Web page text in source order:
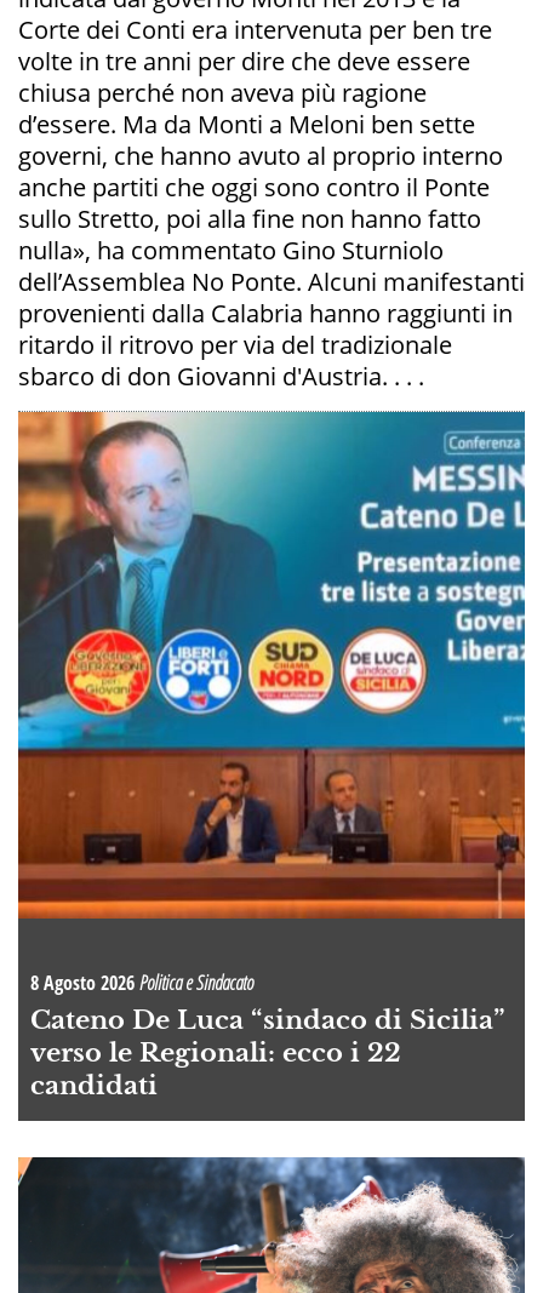
Corte dei Conti era intervenuta per ben tre
volte in tre anni per dire che deve essere
chiusa perché non aveva più ragione
d’essere. Ma da Monti a Meloni ben sette
governi, che hanno avuto al proprio interno
anche partiti che oggi sono contro il Ponte
sullo Stretto, poi alla fine non hanno fatto
nulla», ha commentato Gino Sturniolo
dell’Assemblea No Ponte. Alcuni manifestanti
provenienti dalla Calabria hanno raggiunti in
ritardo il ritrovo per via del tradizionale
sbarco di don Giovanni d'Austria. . . .
8 Agosto 2026Politica e Sindacato
Cateno De Luca “sindaco di Sicilia”
verso le Regionali: ecco i 22
candidati